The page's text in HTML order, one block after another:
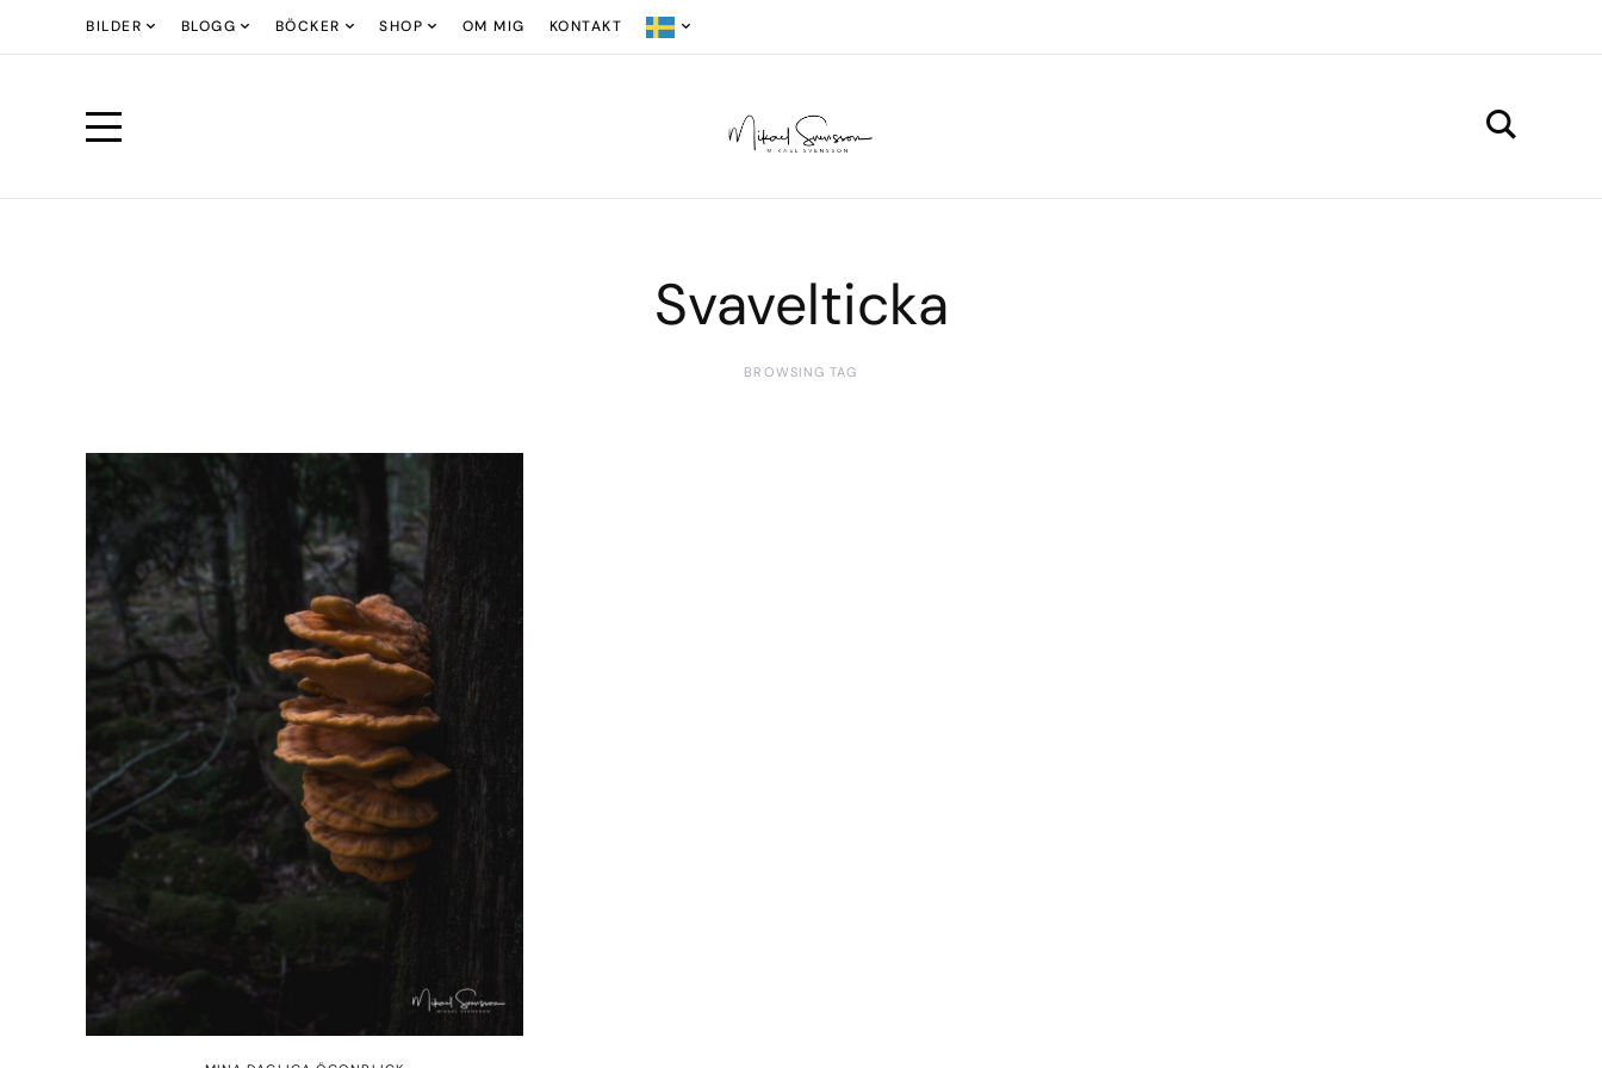
BILDER BLOGG BÖCKER SHOP OM MIG KONTAKT
Svavelticka
BROWSING TAG